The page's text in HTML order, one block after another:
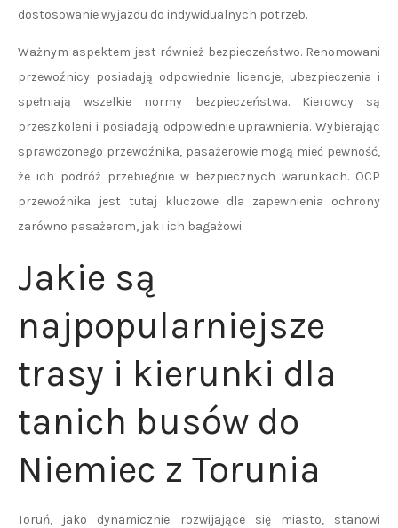
dostosowanie wyjazdu do indywidualnych potrzeb.
Ważnym aspektem jest również bezpieczeństwo. Renomowani
przewoźnicy posiadają odpowiednie licencje, ubezpieczenia i
spełniają wszelkie normy bezpieczeństwa. Kierowcy są
przeszkoleni i posiadają odpowiednie uprawnienia. Wybierając
sprawdzonego przewoźnika, pasażerowie mogą mieć pewność,
że ich podróż przebiegnie w bezpiecznych warunkach. OCP
przewoźnika jest tutaj kluczowe dla zapewnienia ochrony
zarówno pasażerom, jak i ich bagażowi.
Jakie są
najpopularniejsze
trasy i kierunki dla
tanich busów do
Niemiec z Torunia
Toruń, jako dynamicznie rozwijające się miasto, stanowi